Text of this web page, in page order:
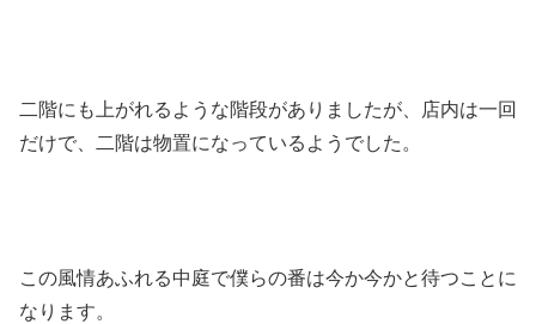
二階にも上がれるような階段がありましたが、店内は一回
だけで、二階は物置になっているようでした。
この風情あふれる中庭で僕らの番は今か今かと待つことに
なります。